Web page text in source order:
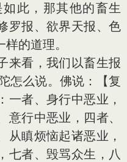
此，那其他的畜生
罗报、欲界天报、色
的道理。
看，我们以畜生报
怎么说。佛说：【复
一者、身行中恶业，
行中恶业，四者、
从瞋烦恼起诸恶业，
七者、毁骂众生，八